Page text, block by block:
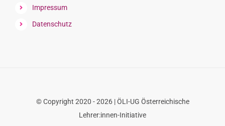
Impressum
Datenschutz
© Copyright 2020 - 2026 | ÖLI-UG Österreichische
Lehrer:innen-Initiative